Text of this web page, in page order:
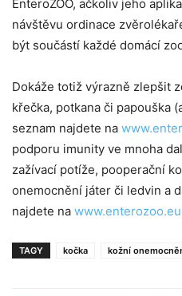
EnteroZOO, ačkoliv jeho
návštěvu ordinace
být součástí každé domácí
Dokáže totiž výrazně zlepšit
křečka, potkana či papouška
seznam najdete na
podporu imunity ve mnoha
zažívací potíže, pooperační
onemocnění játer či ledvin a
najdete na www.enterozoo.eu
TAGY kočka kožní